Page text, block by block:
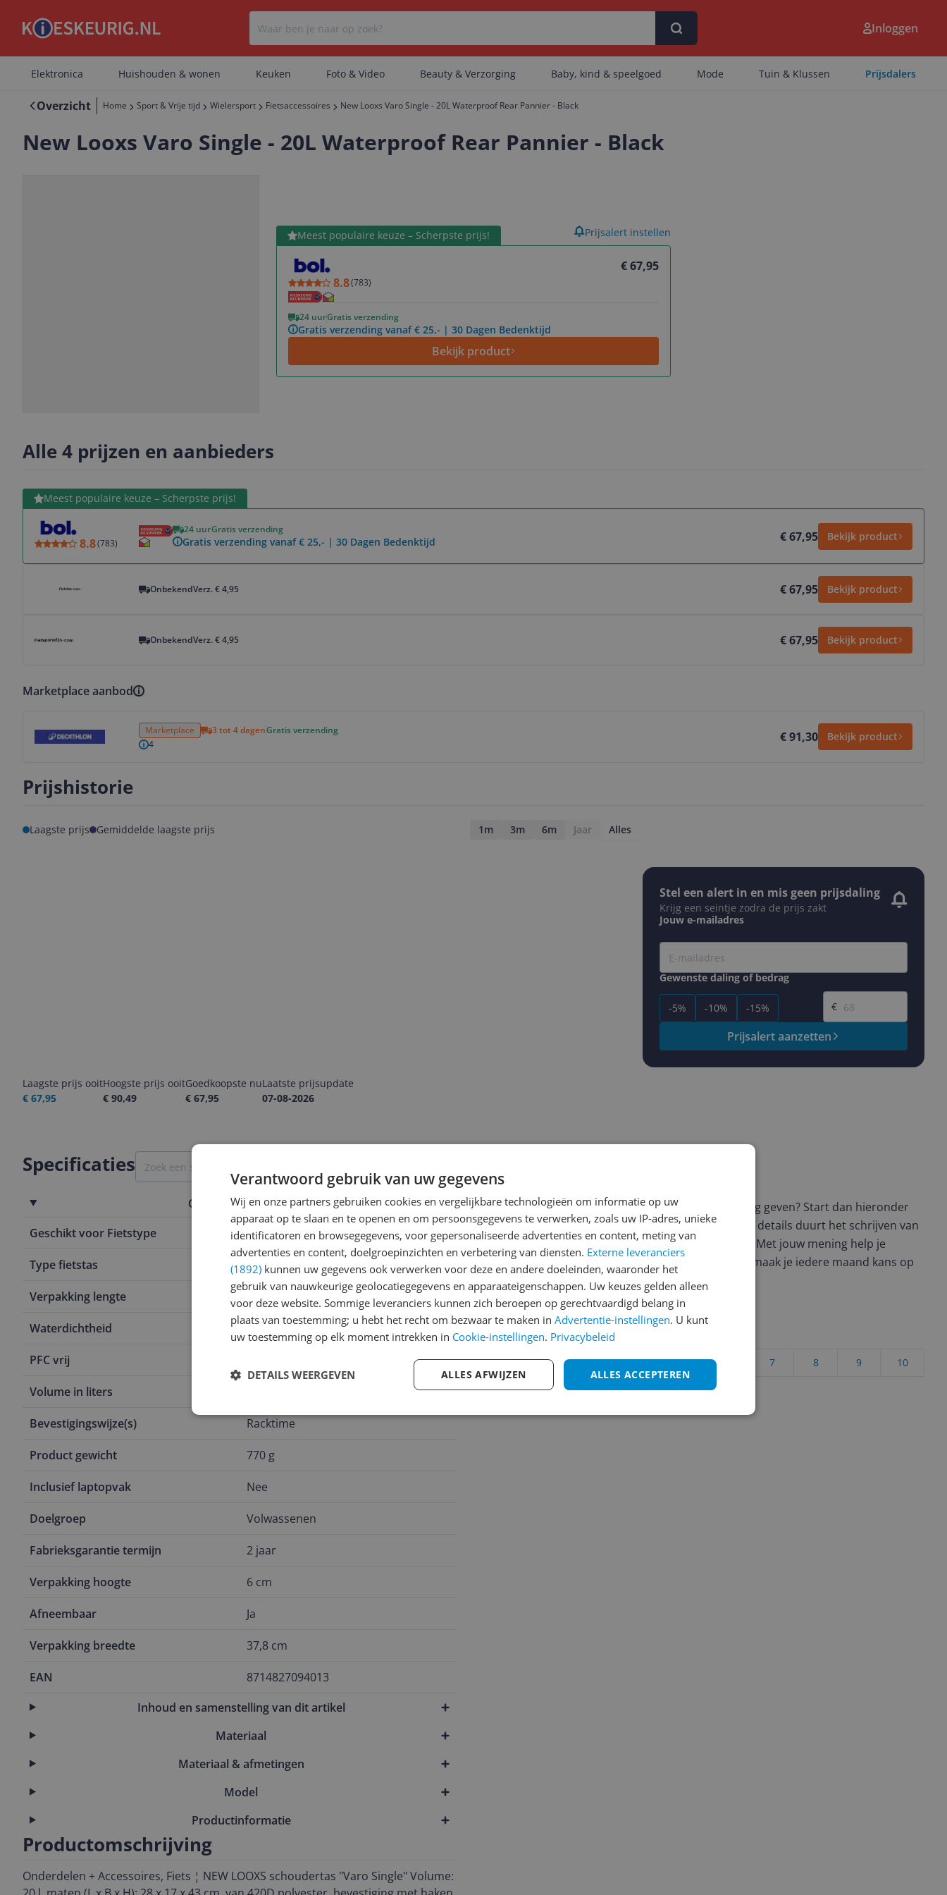
Er zijn geen categorieën gevonden.
Er zijn geen artikelen gevonden.
Inloggen
Elektronica Huishouden & wonen Keuken Foto & Video Beauty & Verzorging Baby, kind & speelgoed Mode Tuin & Klussen Prijsdalers
Overzicht Home Sport & Vrije tijd Wielersport Fietsaccessoires New Looxs Varo Single - 20L Waterproof Rear Pannier - Black
New Looxs Varo Single - 20L Waterproof Rear Pannier - Black
Meest populaire keuze – Scherpste prijs!
€ 67,95
8.8(783)
24 uurGratis verzending
Gratis verzending vanaf € 25,- | 30 Dagen Bedenktijd
Bekijk product
Bekijk product Prijsalert instellen
Alle 4 prijzen en aanbieders
Meest populaire keuze – Scherpste prijs!
8.8(783)
24 uurGratis verzending
Gratis verzending vanaf € 25,- | 30 Dagen Bedenktijd € 67,95 Bekijk product
Bekijk product
OnbekendVerz. € 4,95 € 67,95 Bekijk product
OnbekendVerz. € 4,95 € 67,95 Bekijk product
Marketplace aanbod
Marketplace 3 tot 4 dagenGratis verzending
4
€ 91,30 Bekijk product
Prijshistorie
Laagste prijs Gemiddelde laagste prijs 1m 3m 6m Jaar Alles
Laagste prijs ooit
€ 67,95
Hoogste prijs ooit
€ 90,49
Goedkoopste nu
€ 67,95
Laatste prijsupdate
07-08-2026
Stel een alert in en mis geen prijsdaling
Krijg een seintje zodra de prijs zakt
Jouw e-mailadres
Gewenste daling of bedrag
-5% -10% -15%
Gewenste prijs
€
Prijsalert aanzetten
Specificaties
Overige kenmerken
Geschikt voor Fietstype
Elektrische Fiets
Type fietstas Rugzak
Verpakking lengte 46,5 cm
Waterdichtheid Waterdicht
PFC vrij
Volume in liters
Bevestigingswijze(s) Racktime
Product gewicht 770 g
Inclusief laptopvak Nee
Doelgroep Volwassenen
Fabrieksgarantie termijn 2 jaar
Verpakking hoogte 6 cm
Afneembaar Ja
Verpakking breedte 37,8 cm
EAN
8714827094013
Inhoud en samenstelling van dit artikel
Materiaal
Materiaal & afmetingen
Model
Productinformatie
Productomschrijving
Onderdelen + Accessoires, Fiets ¦ NEW LOOXS schoudertas "Varo Single" Volume:
Er zijn nog geen reviews geschreven
Heb jij dit product in bezit en wil je graag je mening geven? Start dan hieronder
met het schrijven van je review. Afhankelijk van de details duurt het schrijven van
een review gemiddeld tussen de 3 en 10 minuten. Met jouw mening help je
andere bezoekers een betere keuze te maken én maak je iedere maand kans op
€250,-!
Klik hier voor de actievoorwaarden.
Cijfer
Welk cijfer geef jij dit product?
10
9
8
7
5
4
3
2
1
Vraag 1 van 4
Verantwoord gebruik van uw gegevens
Wij en onze partners gebruiken cookies en vergelijkbare technologieën om informatie op uw
apparaat op te slaan en te openen en om persoonsgegevens te verwerken, zoals uw IP-adres, unieke
identificatoren en browsegegevens, voor gepersonaliseerde advertenties en content, meting van
advertenties en content, doelgroepinzichten en verbetering van diensten. Externe leveranciers
(1892) kunnen uw gegevens ook verwerken voor deze en andere doeleinden, waaronder het
gebruik van nauwkeurige geolocatiegegevens en apparaateigenschappen. Uw keuzes gelden alleen
voor deze website. Sommige leveranciers kunnen zich beroepen op gerechtvaardigd belang in
plaats van toestemming; u hebt het recht om bezwaar te maken in Advertentie-instellingen. U kunt
uw toestemming op elk moment intrekken in Cookie-instellingen. Privacybeleid
ALLES ACCEPTEREN
ALLES AFWIJZEN
DETAILS WEERGEVEN